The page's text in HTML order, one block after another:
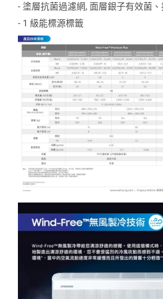
- 塗層抗菌過濾網, 面層銀子有效菌
- 1 級能標源標籤